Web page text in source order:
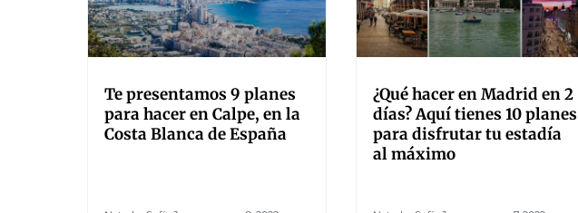
Te presentamos 9 planes
para hacer en Calpe, en la
Costa Blanca de España
¿Qué hacer en Madrid en 2
días? Aquí tienes 10 planes
para disfrutar tu estadía
al máximo